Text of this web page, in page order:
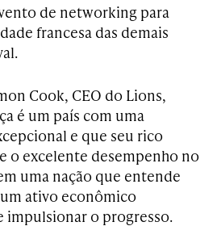
de networking para
francesa das demais
Cook, CEO do Lions,
é um país com uma
e que seu rico
o excelente desempenho no
uma nação que entende
ativo econômico
impulsionar o progresso.